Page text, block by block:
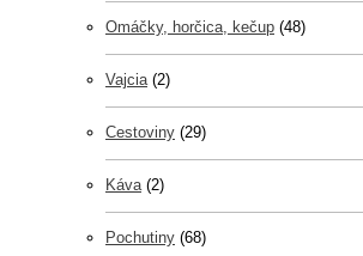
Omáčky, horčica, kečup (48)
Vajcia (2)
Cestoviny (29)
Káva (2)
Pochutiny (68)